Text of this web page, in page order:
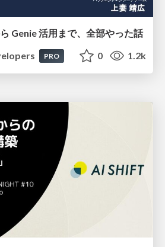
Genie 活用まで、全部やった話
PRO 0 1.2k